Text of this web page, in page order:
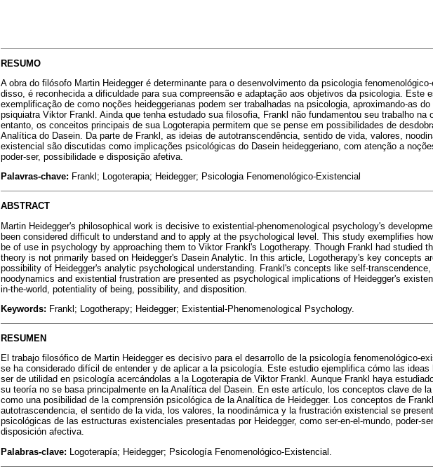
RESUMO
A obra do filósofo Martin Heidegger é determinante para o desenvolvimento da psicologia
disso, é reconhecida a dificuldade para sua compreensão e adaptação aos objetivos da psicologia. Este
exemplificação de como noções heideggerianas podem ser trabalhadas na psicologia, aproximando-as
psiquiatra Viktor Frankl. Ainda que tenha estudado sua filosofia, Frankl não fundamentou seu trabalho na
entanto, os conceitos principais de sua Logoterapia permitem que se pense em possibilidades de
Analítica do Dasein. Da parte de Frankl, as ideias de autotranscendência, sentido de vida, valores,
existencial são discutidas como implicações psicológicas do Dasein heideggeriano, com atenção a
poder-ser, possibilidade e disposição afetiva.
Palavras-chave: Frankl; Logoterapia; Heidegger; Psicologia Fenomenológico-Existencial
ABSTRACT
Martin Heidegger's philosophical work is decisive to existential-phenomenological psychology's
been considered difficult to understand and to apply at the psychological level. This study exemplifies
be of use in psychology by approaching them to Viktor Frankl's Logotherapy. Though Frankl had studied
theory is not primarily based on Heidegger's Dasein Analytic. In this article, Logotherapy's key concepts
possibility of Heidegger's analytic psychological understanding. Frankl's concepts like self-transcendence,
noodynamics and existential frustration are presented as psychological implications of Heidegger's
in-the-world, potentiality of being, possibility, and disposition.
Keywords: Frankl; Logotherapy; Heidegger; Existential-Phenomenological Psychology.
RESUMEN
El trabajo filosófico de Martin Heidegger es decisivo para el desarrollo de la psicología fenomenológico-
se ha considerado difícil de entender y de aplicar a la psicología. Este estudio ejemplifica cómo las ideas
ser de utilidad en psicología acercándolas a la Logoterapia de Viktor Frankl. Aunque Frankl haya
su teoría no se basa principalmente en la Analítica del Dasein. En este artículo, los conceptos clave de
como una posibilidad de la comprensión psicológica de la Analítica de Heidegger. Los conceptos de
autotrascendencia, el sentido de la vida, los valores, la noodinámica y la frustración existencial se
psicológicas de las estructuras existenciales presentadas por Heidegger, como ser-en-el-mundo, poder-
disposición afectiva.
Palabras-clave: Logoterapía; Heidegger; Psicología Fenomenológico-Existencial.